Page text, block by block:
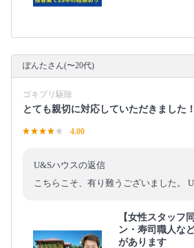
ぽんたさん(〜20代)
ゴキブリ駆除
とても親切に対応していただきました！
4.00
U&Sハウスの返信
こちらこそ、有り難うございました。
【女性スタッフ
ン・寿司職人な
があります